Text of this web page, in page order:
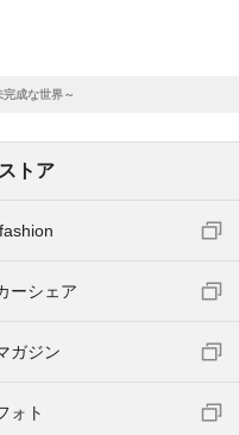
成な世界～
トア
ーシェア
ガジン
ォト